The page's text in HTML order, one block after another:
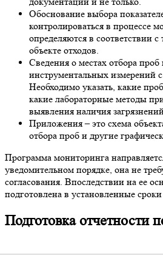
Обоснование выбора
контролироваться в процессе
определяются в соответствии
объекте отходов.
Сведения о местах отбора
инструментальных измерений
Необходимо указать, какие
какие лабораторные методы
выявления наличия
Приложения – это схема
отбора проб и другие
Программа мониторинга
уведомительном порядке, она не
согласования. Впоследствии на ее
подготовлена в установленные
Подготовка отчетности